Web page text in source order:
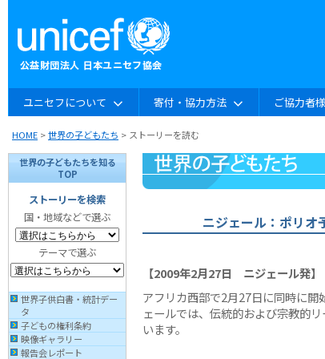
ユニセフについて 寄付・協力方法 ご協力者
HOME >世界の子どもたち > ストーリーを読む
世界の子どもたちを知る
TOP
ストーリーを検索
国・地域などで選ぶ
テーマで選ぶ
世界子供白書・統計デー
タ
子どもの権利条約
映像ギャラリー
報告会レポート
ニジェール：ポリオ
【2009年2月27日 ニジェール発】
アフリカ西部で2月27日に同時に
ェールでは、伝統的および宗教的
います。